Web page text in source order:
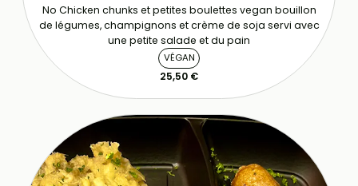
No Chicken chunks et petites boulettes vegan bouillon
de légumes, champignons et crème de soja servi avec
une petite salade et du pain
VÉGAN
25,50 €